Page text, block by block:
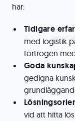
har:
Tidigare
med logistik
förtrogen
Goda
gedigna
vid att hitta